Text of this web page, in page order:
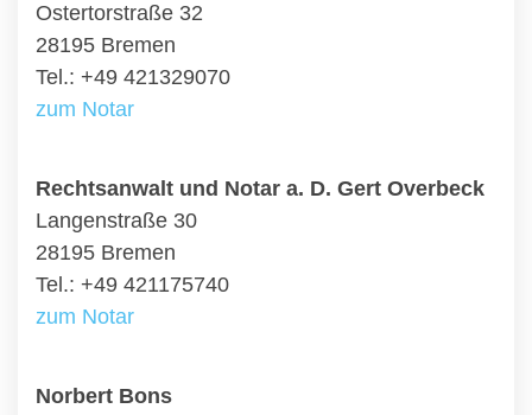
Ostertorstraße 32
28195 Bremen
Tel.: +49 421329070
zum Notar
Rechtsanwalt und Notar a. D. Gert Overbeck
Langenstraße 30
28195 Bremen
Tel.: +49 421175740
zum Notar
Norbert Bons